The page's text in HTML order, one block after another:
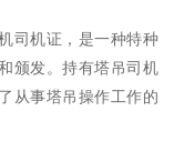
司机证，是一种特种
颁发。持有塔吊司机
从事塔吊操作工作的